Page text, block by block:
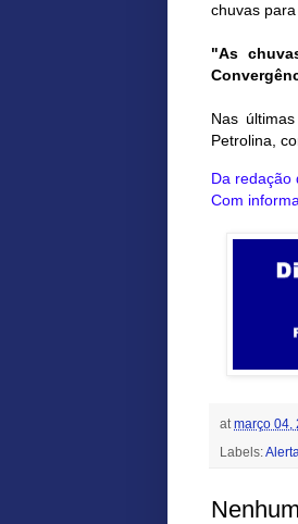
chuvas
"As
Nas
Petrolina,
Da redação
Com
at março 04,
Labels: